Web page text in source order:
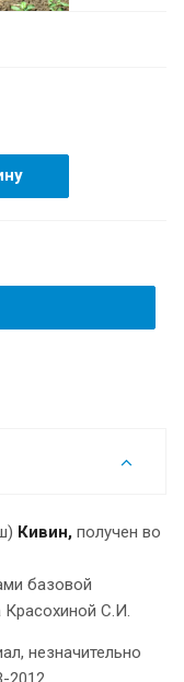
Кивин, получен во
базовой
Красохиной С.И.
незначительно